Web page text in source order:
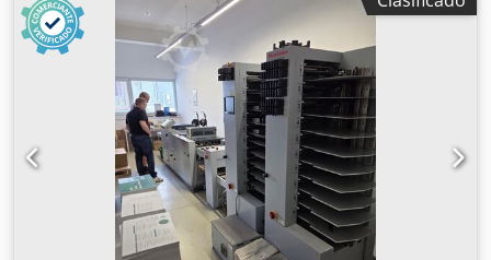
alimentador de cubiertas. Estación de cosido con 2
cabezales. Cortadora lateral (trimmer). Control de
extracción de cuadernillos, longitud del lomo. OPCIONAL:
corte doble central.